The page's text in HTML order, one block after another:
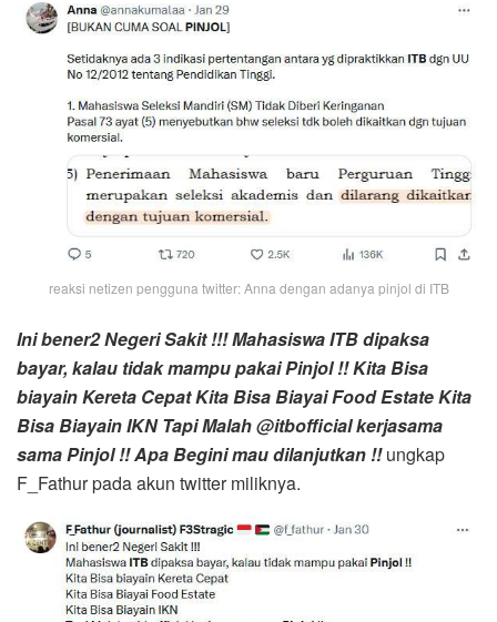
reaksi netizen pengguna twitter: Anna dengan adanya pinjol di ITB
Ini bener2 Negeri Sakit !!! MahasiswaITBdipaksa
bayar, kalau tidak mampu pakaiPinjol!! Kita Bisa
biayain Kereta Cepat Kita Bisa Biayai Food Estate Kita
Bisa Biayain IKN Tapi Malah @itbofficial kerjasama
samaPinjol!! Apa Begini mau dilanjutkan !!ungkap
F_Fathur pada akun twitter miliknya.